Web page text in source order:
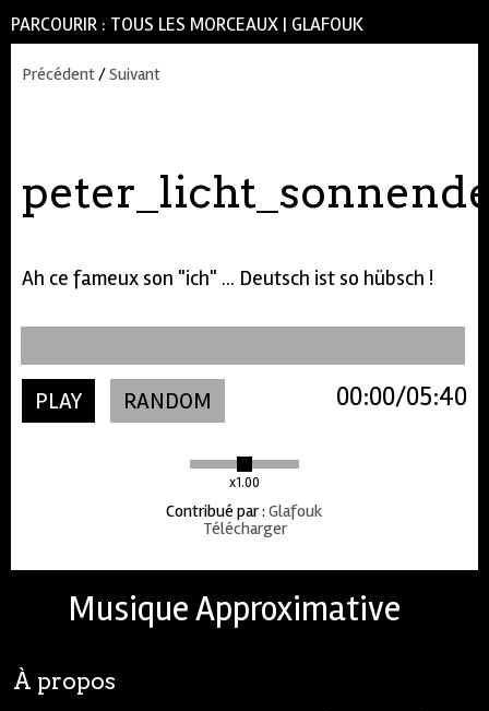
PARCOURIR : TOUS LES MORCEAUX | GLAFOUK
Précédent/Suivant
Ah ce fameux son "ich" ... Deutsch ist so hübsch !
PLAY RANDOM
x1.00
05:40
00:00
Contribué par: Glafouk
Télécharger
Musique Approximative
À propos